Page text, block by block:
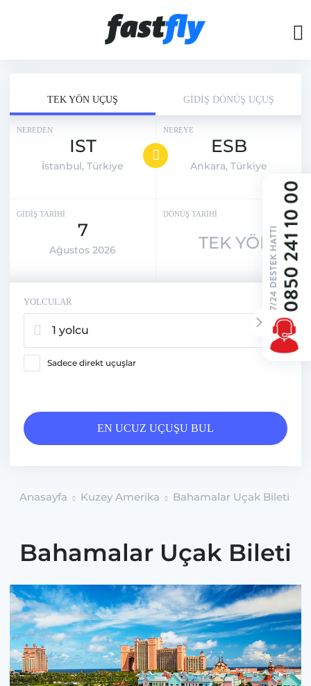
TEK YÖN UÇUŞ GİDİŞ DÖNÜŞ UÇUŞ
NEREDEN
IST
İstanbul, Türkiye
NEREYE
ESB
Ankara, Türkiye
GİDİŞ TARİHİ
7
Ağustos 2026
DÖNÜŞ TARİHİ
TEK YÖN
YOLCULAR
1 yolcu
Sadece direkt uçuşlar
EN UCUZ UÇUŞU BUL
Anasayfa Kuzey Amerika Bahamalar Uçak Bileti
Bahamalar Uçak Bileti